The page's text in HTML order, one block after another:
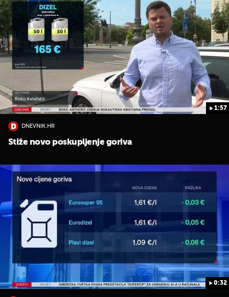
1:57
DNEVNIK.HR
Stiže novo poskupljenje goriva
0:32